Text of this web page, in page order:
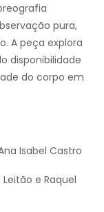
pura,
A peça explora
disponibilidade
do corpo em
Isabel Castro
e Raquel